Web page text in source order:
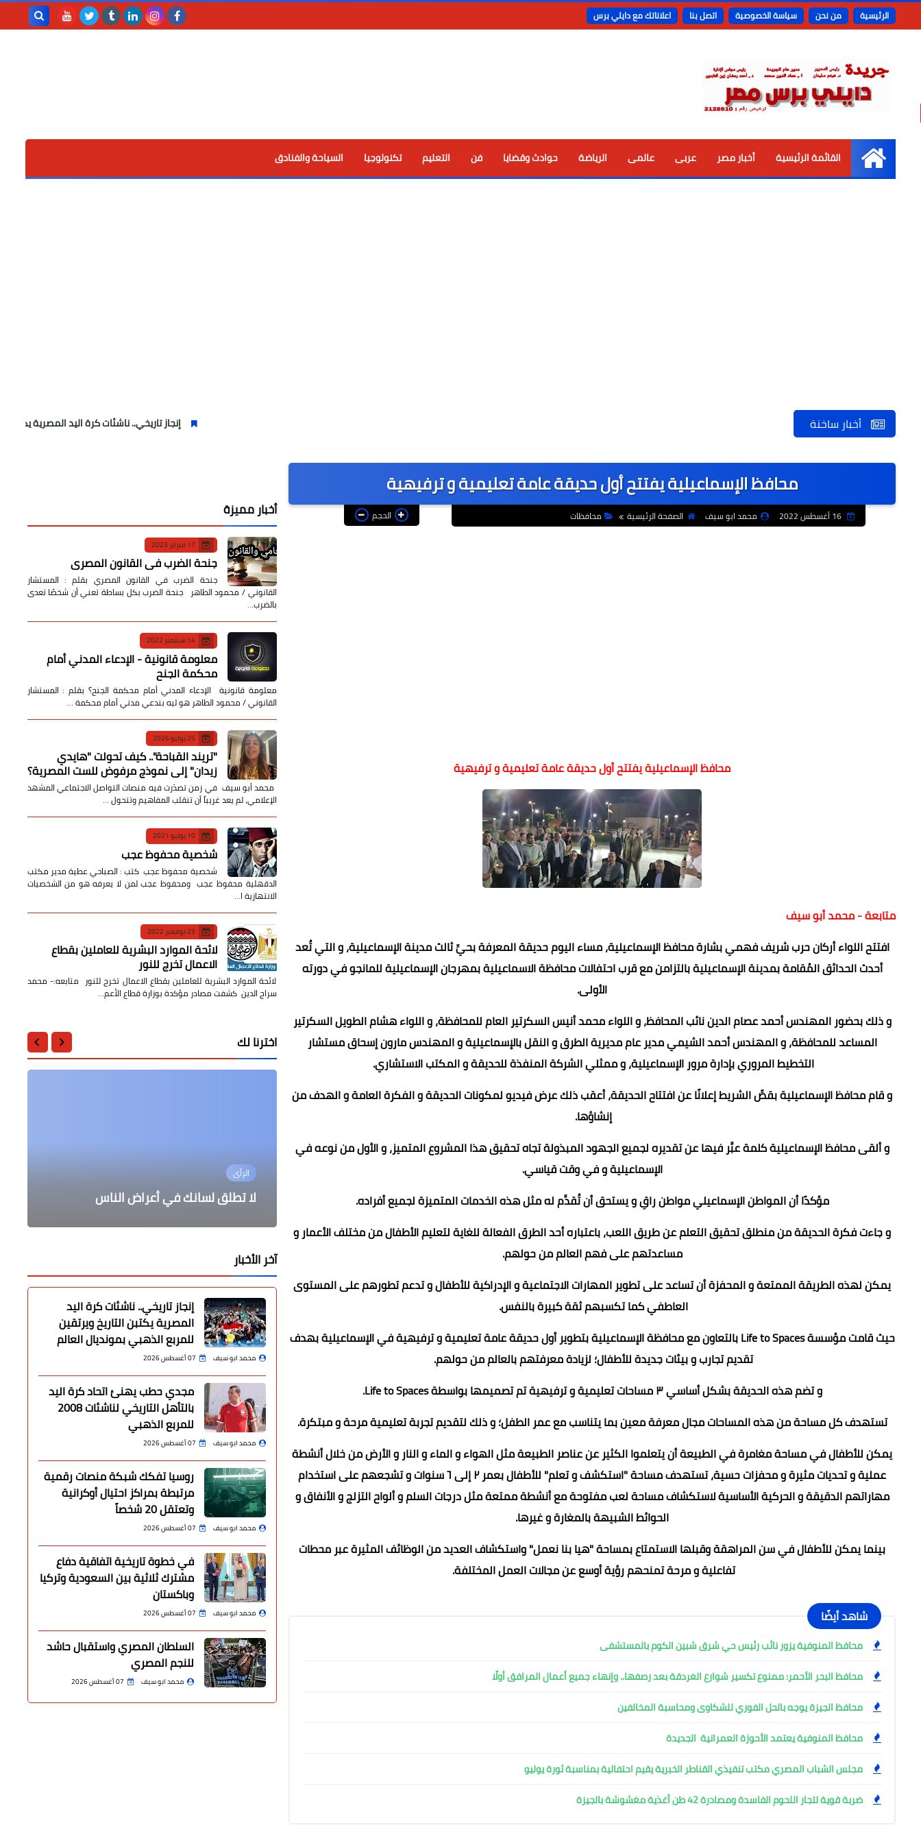
الرئيسية من نحن سياسة الخصوصية اتصل بنا اعلاناتك مع دايلي برس
الرئيسية
القائمة الرئيسية أخبار مصر عربى عالمى الرياضة حوادث وقضايا فن التعليم تكنولوجيا السياحة والفنادق
أخبار ساخنة إنجاز تاريخي.. ناشئات كرة اليد المصرية يكتبن التاريخ
محافظ الإسماعيلية يفتتح أول حديقة عامة تعليمية و ترفيهية
16 أغسطس 2022 محمد ابو سيف الصفحة الرئيسية محافظات الحجم
محافظ الإسماعيلية يفتتح أول حديقة عامة تعليمية و ترفيهية
متابعة - محمد أبو سيف
افتتح اللواء أركان حرب شريف فهمي بشارة محافظ الإسماعيلية، مساء اليوم حديقة المعرفة بحيِّ ثالث مدينة الإسماعيلية، و التي تُعد
أحدث الحدائق المُقامة بمدينة الإسماعيلية بالتزامن مع قرب احتفالات محافظة الاسماعيلية بمهرجان الإسماعيلية للمانجو في دورته
الأولى.
و ذلك بحضور المهندس أحمد عصام الدين نائب المحافظ، و اللواء محمد أنيس السكرتير العام للمحافظة، و اللواء هشام الطويل السكرتير
المساعد للمحافظة، و المهندس أحمد الشيمي مدير عام مديرية الطرق و النقل بالإسماعيلية و المهندس مارون إسحاق مستشار
التخطيط المروري بإدارة مرور الإسماعيلية، و ممثلي الشركة المنفذة للحديقة و المكتب الاستشاري.
و قام محافظ الإسماعيلية بقصِّ الشريط إعلانًا عن افتتاح الحديقة، أعقب ذلك عرض فيديو لمكونات الحديقة و الفكرة العامة و الهدف من
إنشاؤها.
و ألقى محافظ الإسماعيلية كلمة عبَّر فيها عن تقديره لجميع الجهود المبذولة تجاه تحقيق هذا المشروع المتميز، و الأول من نوعه في
الإسماعيلية و في وقت قياسي.
مؤكدًا أن المواطن الإسماعيلي مواطن راقِ و يستحق أن تُقدَّم له مثل هذه الخدمات المتميزة لجميع أفراده.
و جاءت فكرة الحديقة من منطلق تحقيق التعلم عن طريق اللعب، باعتباره أحد الطرق الفعالة للغاية لتعليم الأطفال من مختلف الأعمار و
مساعدتهم على فهم العالم من حولهم.
يمكن لهذه الطريقة الممتعة و المحفزة أن تساعد على تطوير المهارات الاجتماعية و الإدراكية للأطفال و تدعم تطورهم على المستوى
العاطفي كما تكسبهم ثقة كبيرة بالنفس.
حيث قامت مؤسسة Life to Spaces بالتعاون مع محافظة الإسماعيلية بتطوير أول حديقة عامة تعليمية و ترفيهية في الإسماعيلية بهدف
تقديم تجارب و بيئات جديدة للأطفال؛ لزيادة معرفتهم بالعالم من حولهم.
و تضم هذه الحديقة بشكل أساسي ٣ مساحات تعليمية و ترفيهية تم تصميمها بواسطة Life to Spaces.
تستهدف كل مساحة من هذه المساحات مجال معرفة معين بما يتناسب مع عمر الطفل؛ و ذلك لتقديم تجربة تعليمية مرحة و مبتكرة.
يمكن للأطفال في مساحة مغامرة في الطبيعة أن يتعلموا الكثير عن عناصر الطبيعة مثل الهواء و الماء و النار و الأرض من خلال أنشطة
عملية و تحديات مثيرة و محفزات حسية، تستهدف مساحة "استكشف و تعلم" للأطفال بعمر ٢ إلى ٦ سنوات و تشجعهم على استخدام
مهاراتهم الدقيقة و الحركية الأساسية لاستكشاف مساحة لعب مفتوحة مع أنشطة ممتعة مثل درجات السلم و ألواح التزلج و الأنفاق و
الحوائط الشبيهة بالمغارة و غيرها.
بينما يمكن للأطفال في سن المراهقة وقبلها الاستمتاع بمساحة "هيا بنا نعمل" واستكشاف العديد من الوظائف المثيرة عبر محطات
تفاعلية و مرحة تمنحهم رؤية أوسع عن مجالات العمل المختلفة.
شاهد أيضًا
محافظ المنوفية يزور نائب رئيس حي شرق شبين الكوم بالمستشفى
محافظ البحر الأحمر: ممنوع تكسير شوارع الغردقة بعد رصفها.. وإنهاء جميع أعمال المرافق أولًا
محافظ الجيزة يوجه بالحل الفوري للشكاوى ومحاسبة المخالفين
محافظ المنوفية يعتمد الأحوزة العمرانية الجديدة
مجلس الشباب المصري مكتب تنفيذي القناطر الخبرية يقيم احتفالية بمناسبة ثورة يوليو
ضربة قوية لتجار اللحوم الفاسدة ومصادرة 42 طن أغذية مغشوشة بالجيزة
أخبار مميزة
17 فبراير 2023
جنحة الضرب في القانون المصري
جنحة الضرب في القانون المصري بقلم : المستشار
القانوني / محمود الطاهر جنحة الضرب بكل بساطة تعني أن شخصًا تعدى
بالضرب…
14 سبتمبر 2022
معلومة قانونية - الإدعاء المدني أمام
محكمة الجنح
معلومة قانونية الإدعاء المدني أمام محكمة الجنح؟ بقلم : المستشار
القانوني / محمود الطاهر هو ليه بندعي مدني أمام محكمة …
25 يوليو 2026
​"تريند القباحة".. كيف تحولت "هايدي
زيدان" إلى نموذج مرفوض للست المصرية؟
​ محمد أبو سيف ​في زمن تصدّرت فيه منصات التواصل الاجتماعي المشهد
الإعلامي، لم يعد غريباً أن تنقلب المفاهيم وتتحول …
10 يونيو 2021
شخصية محفوظ عجب
شخصية محفوظ عجب كتب : الصباحي عطية مدير مكتب
الدقهلية محفوظ عجب ومحفوظ عجب لمن لا يعرفه هو من الشخصيات
الانتهازية ا…
23 نوفمبر 2022
لائحة الموارد البشرية للعاملين بقطاع
الاعمال تخرج للنور
لائحة الموارد البشرية للعاملين بقطاع الاعمال تخرج للنور متابعه:- محمد
سراج الدين كشفت مصادر مؤكدة بوزارة قطاع الأعم…
اخترنا لك
عماد الدين محمد
05 يونيو 2024
الرأى
لا تطلق لسانك في أعراض الناس
عماد الدين محمد
05 يونيو 2024
أدب وشعر
الطفل العربي
عماد الدين محمد
05 يونيو 2024
الثقافة
الأعياد الفرعونية
عماد الدين محمد
05 يونيو 2024
مستشارك القانوني
المراكز القانونية لأطراف الدعوى
عماد الدين محمد
05 يونيو 2024
الرياضة
عندما يكون الرد عملي وبأقدام اللاعبين
آخر الأخبار
إنجاز تاريخي.. ناشئات كرة اليد
المصرية يكتبن التاريخ ويرتقين
للمربع الذهبي بمونديال العالم
محمد ابو سيف 07 أغسطس 2026
مجدي حطب يهنئ اتحاد كرة اليد
بالتأهل التاريخي لناشئات 2008
للمربع الذهبي
محمد ابو سيف 07 أغسطس 2026
روسيا تفكك شبكة منصات رقمية
مرتبطة بمراكز احتيال أوكرانية
وتعتقل 20 شخصاً
محمد ابو سيف 07 أغسطس 2026
في خطوة تاريخية اتفاقية دفاع
مشترك ثلاثية بين السعودية وتركيا
وباكستان
محمد ابو سيف 07 أغسطس 2026
السلطان المصري واستقبال حاشد
للنجم المصري
محمد ابو سيف 07 أغسطس 2026